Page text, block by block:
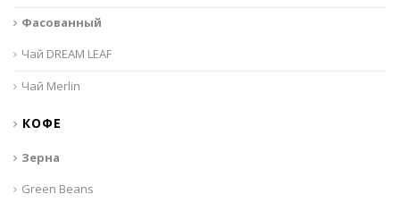
Фасованный
Чай DREAM LEAF
Чай Merlin
КОФЕ
Зерна
Green Beans